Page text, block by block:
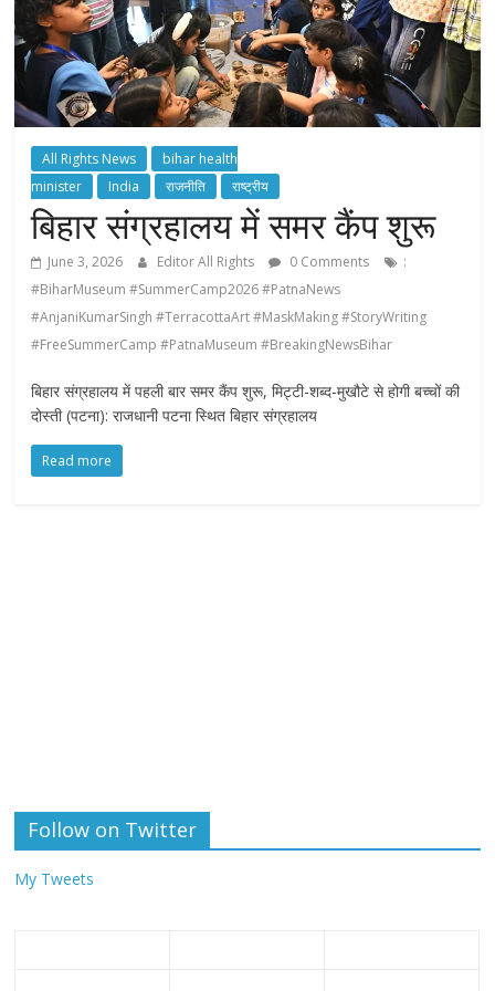
All Rights News
bihar health
minister
India राजनीति राष्ट्रीय
बिहार संग्रहालय में समर कैंप शुरू
June 3, 2026 Editor All Rights 0 Comments
:
#BiharMuseum #SummerCamp2026 #PatnaNews
#AnjaniKumarSingh #TerracottaArt #MaskMaking #StoryWriting
#FreeSummerCamp #PatnaMuseum #BreakingNewsBihar
बिहार संग्रहालय में पहली बार समर कैंप शुरू, मिट्टी-शब्द-मुखौटे से होगी बच्चों की
दोस्ती (पटना): राजधानी पटना स्थित बिहार संग्रहालय
Read more
Follow on Twitter
My Tweets